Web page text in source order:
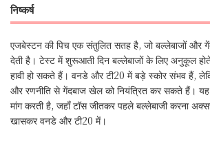
निष्कर्ष
एजबेस्टन की पिच एक संतुलित सतह है, जो बल्लेबाजों और
देती है। टेस्ट में शुरूआती दिन बल्लेबाजों के लिए अनुकूल
हावी हो सकते हैं। वनडे और टी20 में बड़े स्कोर संभव हैं,
और रणनीति से गेंदबाज खेल को नियंत्रित कर सकते हैं।
मांग करती है, जहाँ टॉस जीतकर पहले बल्लेबाजी करना
खासकर वनडे और टी20 में।